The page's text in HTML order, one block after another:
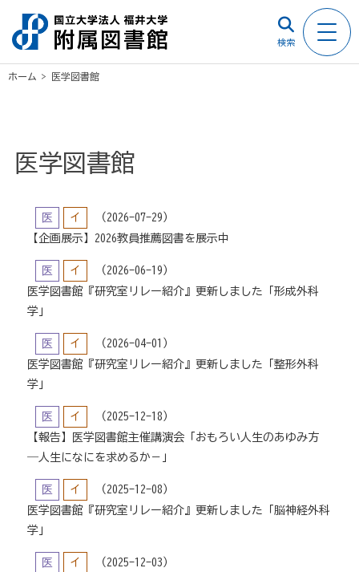
検索
ホーム > 医学図書館
医学図書館
医 イ
（2026-07-29）
【企画展示】2026教員推薦図書を展示中
医 イ
（2026-06-19）
医学図書館『研究室リレー紹介』更新しました「形成外科
学」
医 イ
（2026-04-01）
医学図書館『研究室リレー紹介』更新しました「整形外科
学」
医 イ
（2025-12-18）
【報告】医学図書館主催講演会「おもろい人生のあゆみ方
―人生になにを求めるか－」
医 イ
（2025-12-08）
医学図書館『研究室リレー紹介』更新しました「脳神経外科
学」
医 イ
（2025-12-03）